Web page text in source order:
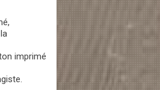
imprimé